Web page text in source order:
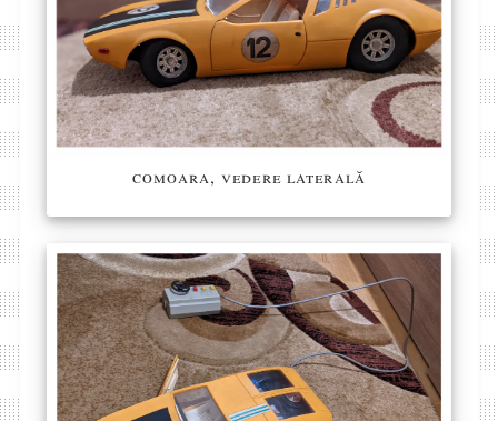
comoara, vedere laterală